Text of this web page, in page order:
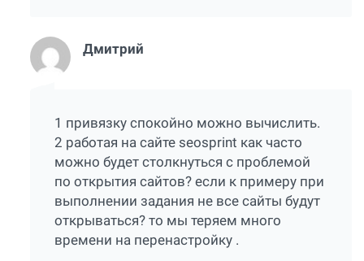
Дмитрий
1 привязку спокойно можно вычислить.
2 работая на сайте seosprint как часто
можно будет столкнуться с проблемой
по открытия сайтов? если к примеру при
выполнении задания не все сайты будут
открываться? то мы теряем много
времени на перенастройку .